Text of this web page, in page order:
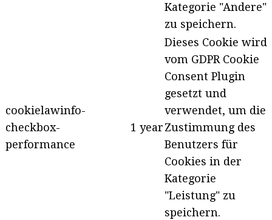
Kategorie "Andere"
zu speichern.
cookielawinfo-
checkbox-
performance
1 year
Dieses Cookie wird
vom GDPR Cookie
Consent Plugin
gesetzt und
verwendet, um die
Zustimmung des
Benutzers für
Cookies in der
Kategorie
"Leistung" zu
speichern.